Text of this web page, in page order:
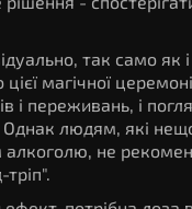
так само як
магічної
і переживань, і
Однак людям, які
не